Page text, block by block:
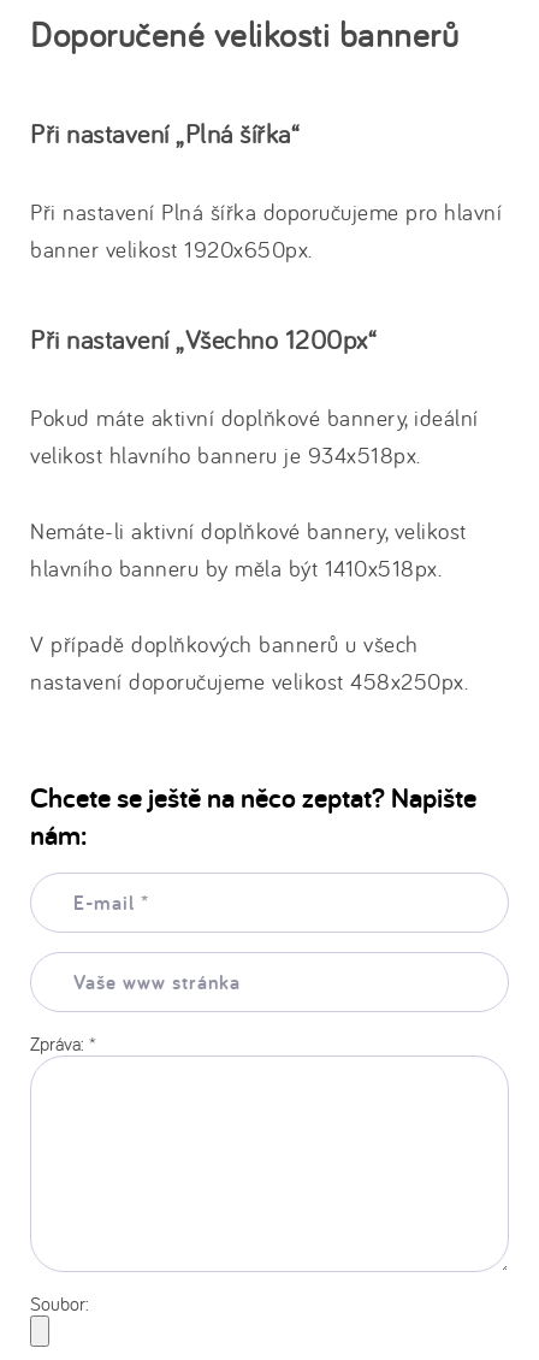
Doporučené velikosti bannerů
Při nastavení „Plná šířka“
Při nastavení Plná šířka doporučujeme pro hlavní
banner velikost 1920x650px.
Při nastavení „Všechno 1200px“
Pokud máte aktivní doplňkové bannery, ideální
velikost hlavního banneru je 934x518px.
Nemáte-li aktivní doplňkové bannery, velikost
hlavního banneru by měla být 1410x518px.
V případě doplňkových bannerů u všech
nastavení doporučujeme velikost 458x250px.
Chcete se ještě na něco zeptat? Napište
nám:
E-
mail:
Vaše
www
stránka:
Zpráva: *
Soubor: